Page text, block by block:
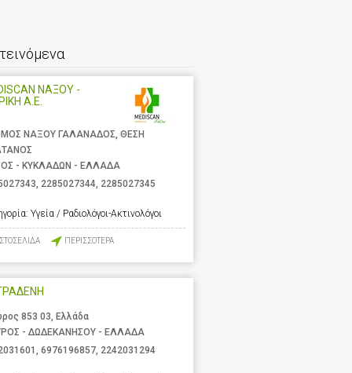
ΝΑΞΟΥ -
Α.Ε.
ΝΑΞΟΥ ΓΑΛΑΝΑΔΟΣ, ΘΕΣΗ
- ΚΥΚΛΑΔΩΝ - ΕΛΛΑΔΑ
2285027344 2285027345
Υγεία / Ραδιολόγοι-Ακτινολόγοι
ΙΣΤΟΣΕΛΙΔΑ ΠΕΡΙΣΣΟΤΕΡΑ
853 03, Ελλάδα
- ΔΩΔΕΚΑΝΗΣΟΥ - ΕΛΛΑΔΑ
, 6976196857, 2242031294